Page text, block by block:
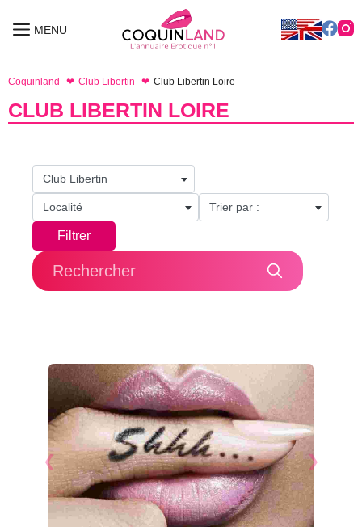
MENU
MENU
Coquinland Club Libertin Club Libertin Loire
CLUB LIBERTIN LOIRE
Club Libertin
Localité Trier par :
Filtrer